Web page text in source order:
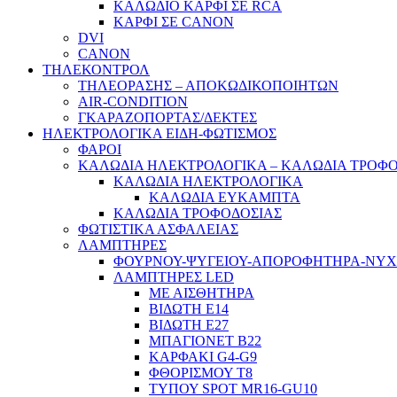
ΚΑΛΩΔΙΟ ΚΑΡΦΙ ΣΕ RCA
ΚΑΡΦΙ ΣΕ CANON
DVI
CANON
ΤΗΛΕΚΟΝΤΡΟΛ
ΤΗΛΕΟΡΑΣΗΣ – ΑΠΟΚΩΔΙΚΟΠΟΙΗΤΩΝ
AIR-CONDITION
ΓΚΑΡΑΖΟΠΟΡΤΑΣ/ΔΕΚΤΕΣ
ΗΛΕΚΤΡΟΛΟΓΙΚΑ ΕΙΔΗ-ΦΩΤΙΣΜΟΣ
ΦΑΡΟΙ
ΚΑΛΩΔΙΑ ΗΛΕΚΤΡΟΛΟΓΙΚΑ – ΚΑΛΩΔΙΑ
ΚΑΛΩΔΙΑ ΗΛΕΚΤΡΟΛΟΓΙΚΑ
ΚΑΛΩΔΙΑ ΕΥΚΑΜΠΤΑ
ΚΑΛΩΔΙΑ ΤΡΟΦΟΔΟΣΙΑΣ
ΦΩΤΙΣΤΙΚΑ ΑΣΦΑΛΕΙΑΣ
ΛΑΜΠΤΗΡΕΣ
ΦΟΥΡΝΟΥ-ΨΥΓΕΙΟΥ-ΑΠΟΡΟΦΗΤΗΡΑ-
ΛΑΜΠΤΗΡΕΣ LED
ΜΕ ΑΙΣΘΗΤΗΡΑ
ΒΙΔΩΤΗ Ε14
ΒΙΔΩΤΗ Ε27
ΜΠΑΓΙΟΝΕΤ Β22
ΚΑΡΦΑΚΙ G4-G9
ΦΘΟΡΙΣΜΟΥ Τ8
ΤΥΠΟΥ SPOT MR16-GU10